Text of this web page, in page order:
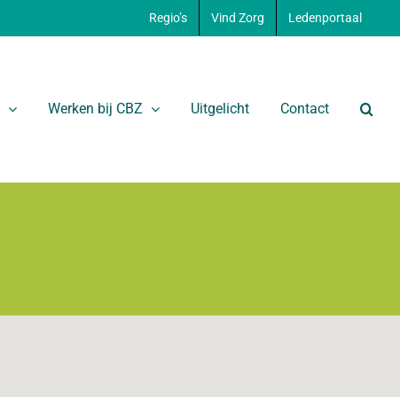
Regio’s Vind Zorg Ledenportaal
Werken bij CBZ Uitgelicht Contact